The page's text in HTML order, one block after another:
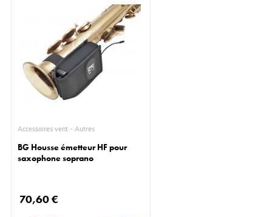
Accessoires vent - Autres
BG Housse émetteur HF pour
saxophone soprano
70,60 €